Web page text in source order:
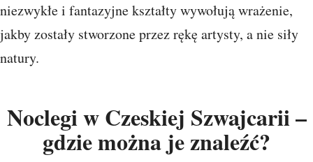
niezwykłe i fantazyjne kształty wywołują wrażenie,
jakby zostały stworzone przez rękę artysty, a nie siły
natury.
Noclegi w Czeskiej Szwajcarii –
gdzie można je znaleźć?